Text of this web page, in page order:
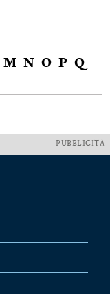
M N O P Q
PUBBLICITÀ